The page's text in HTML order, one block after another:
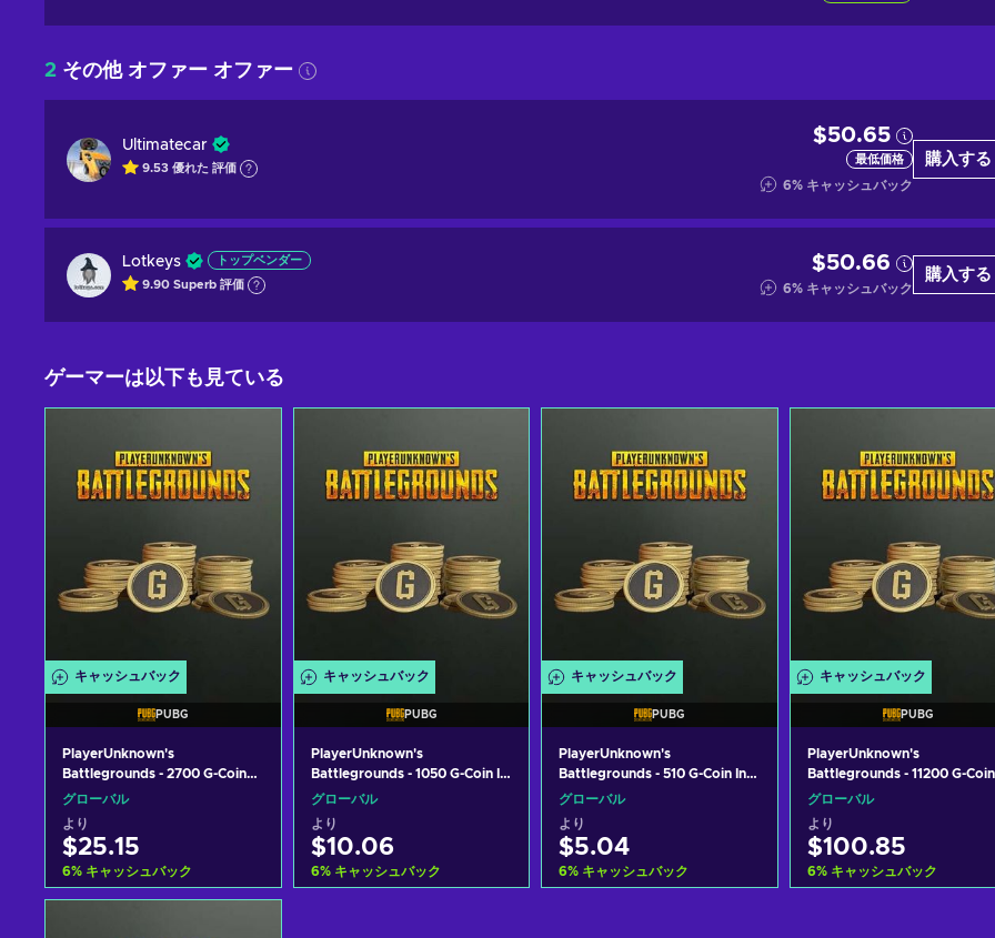
2 その他 オファー オファー
Ultimatecar
9.53 優れた 評価
$50.65
最低価格
6% キャッシュバック
購入する
Lotkeys トップベンダー
9.90 Superb 評価
$50.66
6% キャッシュバック
購入する
ゲーマーは以下も見ている
キャッシュバック
PUBG
PlayerUnknown's
Battlegrounds - 2700 G-Coin
In-Game (PC) Key GLOBAL
グローバル
より
$25.15
6% キャッシュバック
キャッシュバック
PUBG
PlayerUnknown's
Battlegrounds - 1050 G-Coin In-
Game (PC) Key GLOBAL
グローバル
より
$10.06
6% キャッシュバック
キャッシュバック
PUBG
PlayerUnknown's
Battlegrounds - 510 G-Coin In-
Game (PC) Key GLOBAL
グローバル
より
$5.04
6% キャッシュバック
キャッシュバック
PUBG
PlayerUnknown's
Battlegrounds - 11200 G-Coin
In-Game (PC) Key GLOBAL
グローバル
より
$100.85
6% キャッシュバック